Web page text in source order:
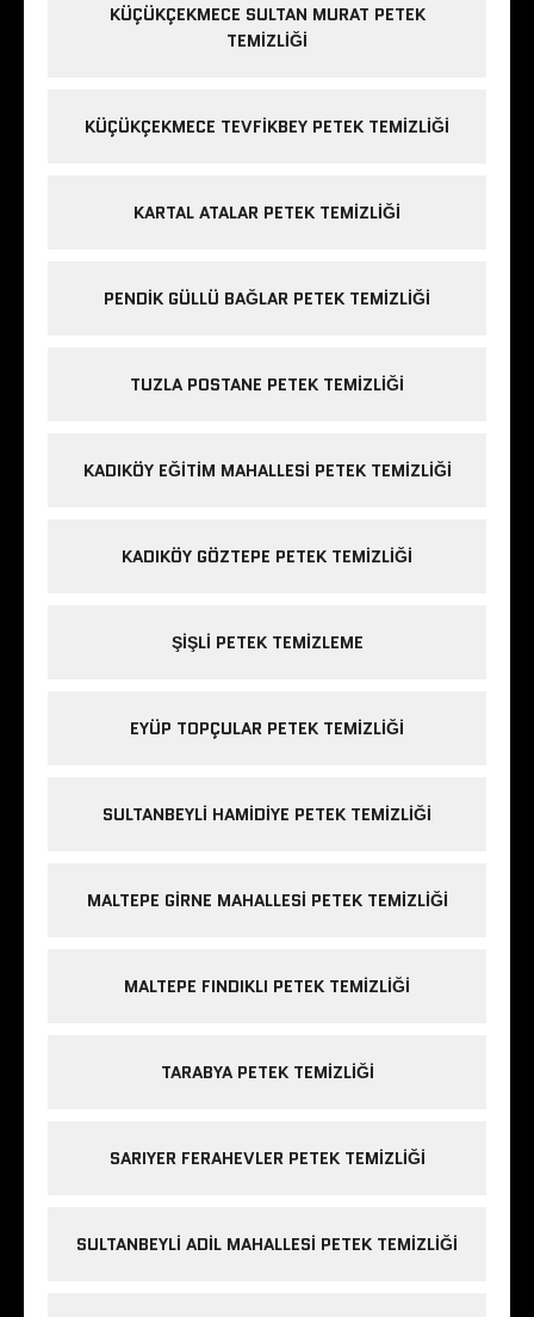
KÜÇÜKÇEKMECE SULTAN MURAT PETEK
TEMIZLIĞI
KÜÇÜKÇEKMECE TEVFIKBEY PETEK TEMIZLIĞI
KARTAL ATALAR PETEK TEMIZLIĞI
PENDIK GÜLLÜ BAĞLAR PETEK TEMIZLIĞI
TUZLA POSTANE PETEK TEMIZLIĞI
KADIKÖY EĞITIM MAHALLESI PETEK TEMIZLIĞI
KADIKÖY GÖZTEPE PETEK TEMIZLIĞI
ŞIŞLI PETEK TEMIZLEME
EYÜP TOPÇULAR PETEK TEMIZLIĞI
SULTANBEYLI HAMIDIYE PETEK TEMIZLIĞI
MALTEPE GIRNE MAHALLESI PETEK TEMIZLIĞI
MALTEPE FINDIKLI PETEK TEMIZLIĞI
TARABYA PETEK TEMIZLIĞI
SARIYER FERAHEVLER PETEK TEMIZLIĞI
SULTANBEYLI ADIL MAHALLESI PETEK TEMIZLIĞI